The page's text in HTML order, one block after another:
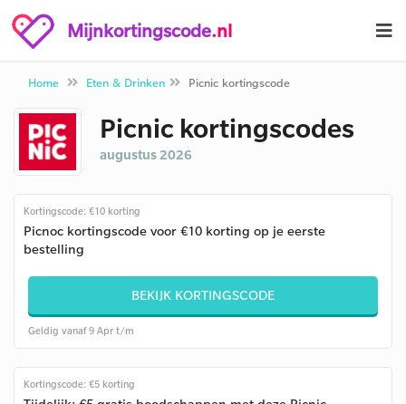
Mijnkortingscode.nl
Home Eten & Drinken Picnic kortingscode
Picnic kortingscodes
augustus 2026
Kortingscode: €10 korting
Picnoc kortingscode voor €10 korting op je eerste
bestelling
BEKIJK KORTINGSCODE
Geldig vanaf 9 Apr t/m
Kortingscode: €5 korting